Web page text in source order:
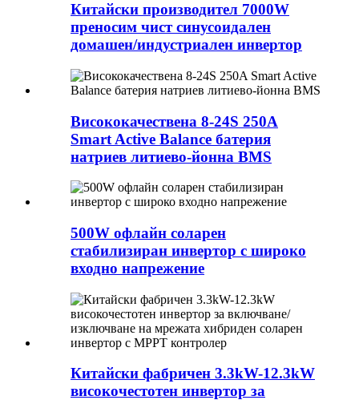
Китайски производител 7000W
преносим чист синусоидален
домашен/индустриален инвертор
Висококачествена 8-24S 250A
Smart Active Balance батерия
натриев литиево-йонна BMS
500W офлайн соларен
стабилизиран инвертор с широко
входно напрежение
Китайски фабричен 3.3kW-12.3kW
високочестотен инвертор за